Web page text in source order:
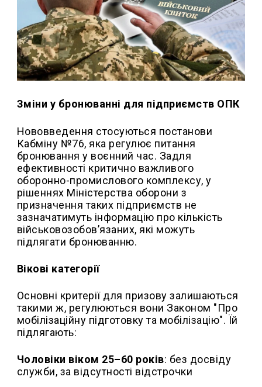
Зміни у бронюванні для підприємств ОПК
Нововведення стосуються постанови
Кабміну №76, яка регулює питання
бронювання у воєнний час. Задля
ефективності критично важливого
оборонно-промислового комплексу, у
рішеннях Міністерства оборони з
призначення таких підприємств не
зазначатимуть інформацію про кількість
військовозобов’язаних, які можуть
підлягати бронюванню.
Вікові категорії
Основні критерії для призову залишаються
такими ж, регулюються вони Законом "Про
мобілізаційну підготовку та мобілізацію". Їй
підлягають:
Чоловіки віком 25–60 років: без досвіду
служби, за відсутності відстрочки